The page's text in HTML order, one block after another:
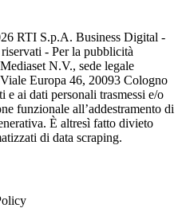
RTI S.p.A. Business Digital -
- Per la pubblicità
N.V., sede legale
Europa 46, 20093 Cologno
e ai dati personali trasmessi e/o
funzionale all’addestramento di
È altresì fatto divieto
di data scraping.